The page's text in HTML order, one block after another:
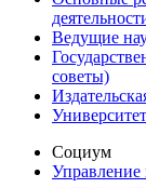
Ведущие
советы)
Социум
Управление